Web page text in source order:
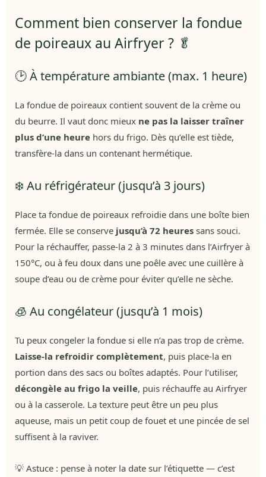
Comment bien conserver la fondue
de poireaux au Airfryer ? 🥬
🕑 À température ambiante (max. 1 heure)
La fondue de poireaux contient souvent de la crème ou
du beurre. Il vaut donc mieux ne pas la laisser traîner
plus d’une heure hors du frigo. Dès qu’elle est tiède,
transfère-la dans un contenant hermétique.
❄️ Au réfrigérateur (jusqu’à 3 jours)
Place ta fondue de poireaux refroidie dans une boîte bien
fermée. Elle se conserve jusqu’à 72 heures sans souci.
Pour la réchauffer, passe-la 2 à 3 minutes dans l’Airfryer à
150°C, ou à feu doux dans une poêle avec une cuillère à
soupe d’eau ou de crème pour éviter qu’elle ne sèche.
🧊 Au congélateur (jusqu’à 1 mois)
Tu peux congeler la fondue si elle n’a pas trop de crème.
Laisse-la refroidir complètement, puis place-la en
portion dans des sacs ou boîtes adaptés. Pour l’utiliser,
décongèle au frigo la veille, puis réchauffe au Airfryer
ou à la casserole. La texture peut être un peu plus
aqueuse, mais un petit coup de fouet et une pincée de sel
suffisent à la raviver.
💡 Astuce : pense à noter la date sur l’étiquette — c’est